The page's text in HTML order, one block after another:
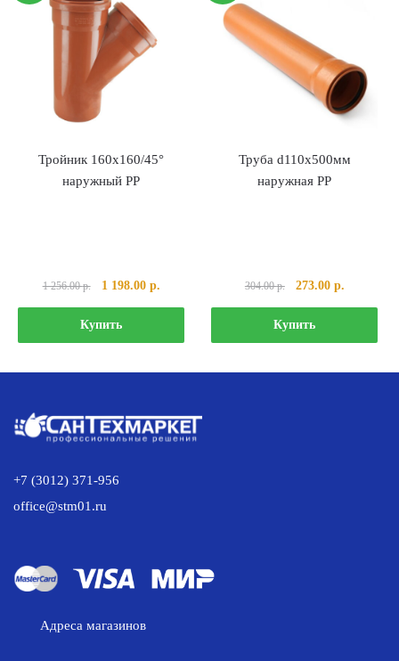
Тройник 160х160/45°
наружный PP
1 256.00р.
Первоначальная
цена
составляла
1
1 198.00 р.Текущая
цена:
198.00 р..
Купить
Труба d110х500мм
наружная PP
304.00р.
Первоначальная
цена
составляла
304.00 р..
273.00 р.Текущая
цена:
Купить
+7 (3012) 371-956
office@stm01.ru
Адреса магазинов